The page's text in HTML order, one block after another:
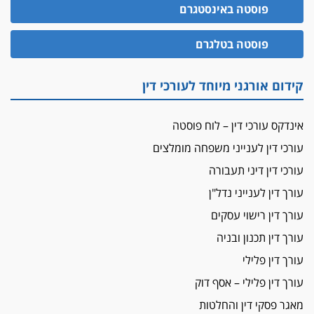
פוסטה באינסטגרם
פוסטה בטלגרם
קידום אורגני מיוחד לעורכי דין
אינדקס עורכי דין – לוח פוסטה
עורכי דין לענייני משפחה מומלצים
עורכי דין דיני תעבורה
עורך דין לענייני נדל"ן
עורך דין רישוי עסקים
עורך דין תכנון ובניה
עורך דין פלילי
עורך דין פלילי – אסף דוק
מאגר פסקי דין והחלטות